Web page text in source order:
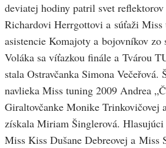
deviatej hodiny patril svet
Richardovi Herrgottovi a súťaži
asistencie Komajoty a bojovníkov zo
Voláka sa víťazkou finále a Tvárou
stala Ostravčanka Simona Večeřová.
navlieka Miss tuning 2009 Andrea
Giraltovčanke Monike Trinkovičovej
získala Miriam Šinglerová.
Miss Kiss Dušane Debreovej a Miss